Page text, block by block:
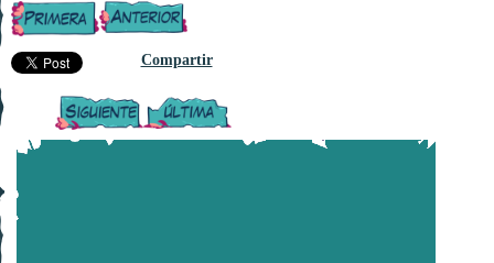
Compartir